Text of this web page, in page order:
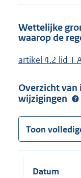
Wettelijke
waarop de
artikel 4.2 lid 1
Overzicht
wijzigingen
Toon
Datum